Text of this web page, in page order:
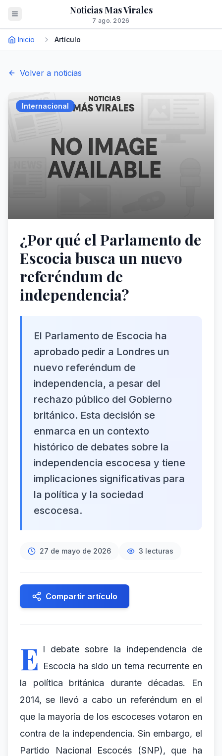
Noticias Mas Virales
7 ago. 2026
Inicio Artículo
Volver a noticias
Internacional
¿Por qué el Parlamento de
Escocia busca un nuevo
referéndum de
independencia?
El Parlamento de Escocia ha
aprobado pedir a Londres un
nuevo referéndum de
independencia, a pesar del
rechazo público del Gobierno
británico. Esta decisión se
enmarca en un contexto
histórico de debates sobre la
independencia escocesa y tiene
implicaciones significativas para
la política y la sociedad
escocesa.
27 de mayo de 2026 3 lecturas
Compartir artículo
E l debate sobre la independencia de
Escocia ha sido un tema recurrente en
la política británica durante décadas. En
2014, se llevó a cabo un referéndum en el
que la mayoría de los escoceses votaron en
contra de la independencia. Sin embargo, el
Partido Nacional Escocés (SNP), que ha